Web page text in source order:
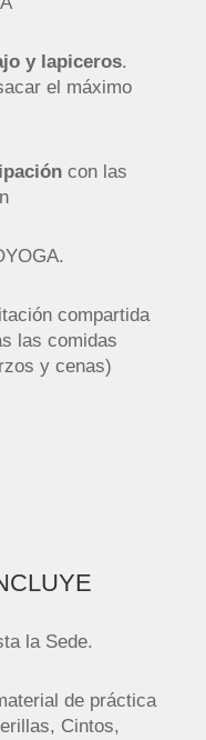
y lapiceros.
el máximo
con las
compartida
las comidas
y cenas)
la Sede.
de práctica
Cintos,